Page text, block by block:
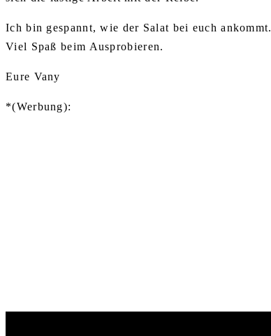
Ich bin gespannt, wie der Salat bei euch ankommt.
Viel Spaß beim Ausprobieren.
Eure Vany
*(Werbung):